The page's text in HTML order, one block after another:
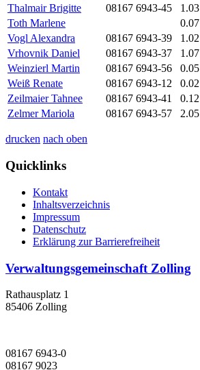
Thalmair Brigitte
08167 6943-45 1.03
Toth Marlene
0.07
Vogl Alexandra
08167 6943-39 1.02
Vrhovnik Daniel
08167 6943-37 1.07
Weinzierl Martin
08167 6943-56 0.05
Weiß Renate
08167 6943-12 0.02
Zeilmaier Tahnee
08167 6943-41 0.12
Zelmer Mariola
08167 6943-57 2.05
drucken nach oben
Quicklinks
Kontakt
Inhaltsverzeichnis
Impressum
Datenschutz
Erklärung zur Barrierefreiheit
Verwaltungsgemeinschaft Zolling
Rathausplatz 1
85406 Zolling
08167 6943-0
08167 9023